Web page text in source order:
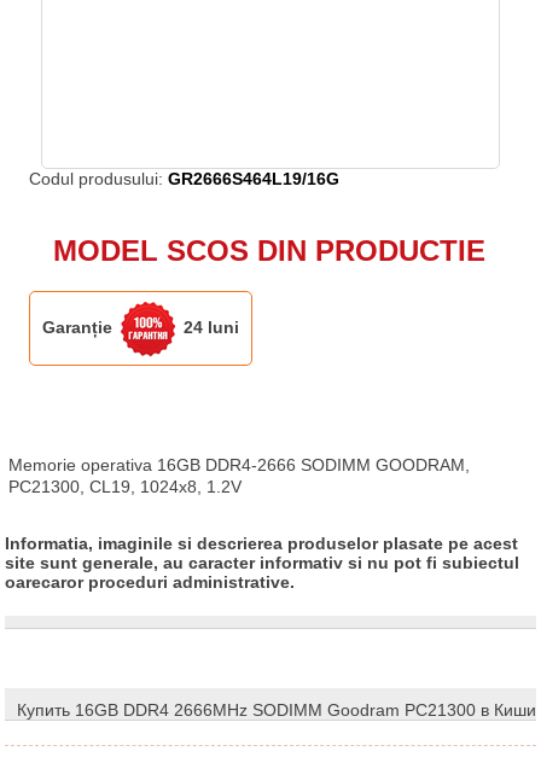
Codul produsului:GR2666S464L19/16G
MODEL SCOS DIN PRODUCTIE
Garanție 24 luni
Memorie operativa 16GB DDR4-2666 SODIMM GOODRAM,
PC21300, CL19, 1024x8, 1.2V
Informatia, imaginile si descrierea produselor plasate pe acest
site sunt generale, au caracter informativ si nu pot fi subiectul
oarecaror proceduri administrative.
Купить 16GB DDR4 2666MHz SODIMM Goodram PC21300 в